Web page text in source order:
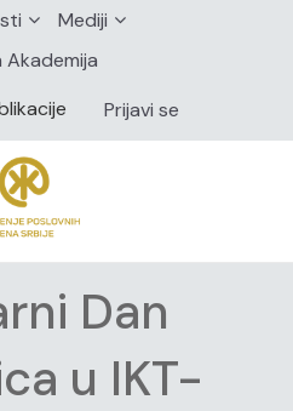
Mediji
Akademija
Prijavi se
Dan
u IKT-